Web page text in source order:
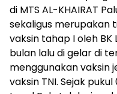
di MTS AL-KHAIRAT
sekaligus merupakan
vaksin tahap I oleh BK
bulan lalu di gelar di
menggunakan vaksin
vaksin TNI. Sejak